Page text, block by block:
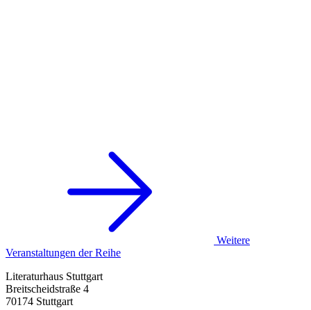
Weitere
Veranstaltungen der Reihe
Literaturhaus Stuttgart
Breitscheidstraße 4
70174 Stuttgart